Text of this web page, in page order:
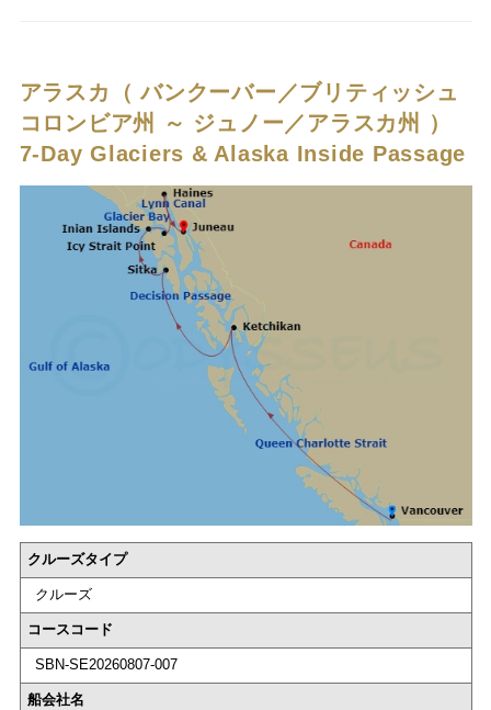
アラスカ（ バンクーバー／ブリティッシュ
コロンビア州 ～ ジュノー／アラスカ州 ）
7-Day Glaciers & Alaska Inside Passage
クルーズタイプ
クルーズ
コースコード
SBN-SE20260807-007
船会社名